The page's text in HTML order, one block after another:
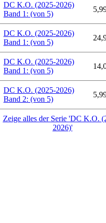
DC K.O. (2025-2026)
Band 1: (von 5)
DC K.O. (2025-2026)
Band 1: (von 5)
DC K.O. (2025-2026)
Band 1: (von 5)
DC K.O. (2025-2026)
Band 2: (von 5)
Zeige alles der Serie 'DC K.O.
2026)'